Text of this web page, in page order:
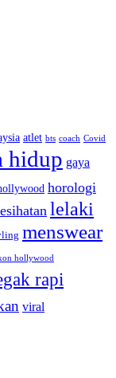
atlet bts coach Covid
hidup gaya
horologi
lelaki
menswear
hollywood
rapi
viral